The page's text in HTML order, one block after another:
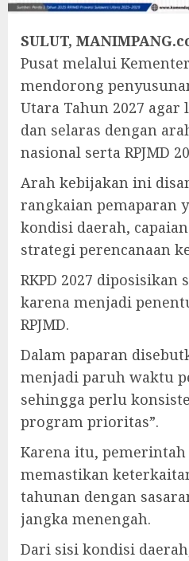
SULUT,
Pusat melalui
mendorong
Utara Tahun 2027
dan selaras dengan
nasional serta RPJMD
Arah kebijakan ini
rangkaian pemaparan
kondisi daerah,
strategi perencanaan
RKPD 2027 diposisikan
karena menjadi
RPJMD.
Dalam paparan
menjadi paruh waktu
sehingga perlu
program prioritas”.
Karena itu,
memastikan
tahunan dengan
jangka menengah.
Dari sisi kondisi